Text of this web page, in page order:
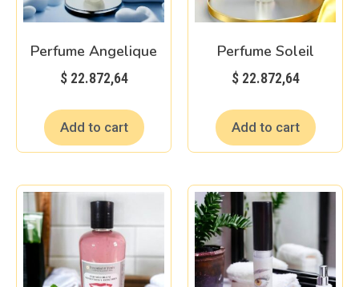
Perfume Angelique
$22.872,64
Add to cart
Perfume Soleil
$22.872,64
Add to cart